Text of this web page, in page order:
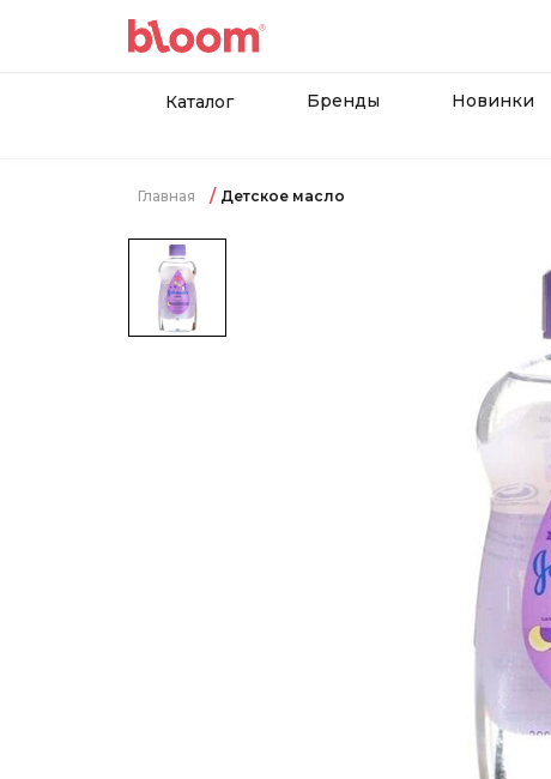
Каталог Бренды Новинки
Главная Детское масло